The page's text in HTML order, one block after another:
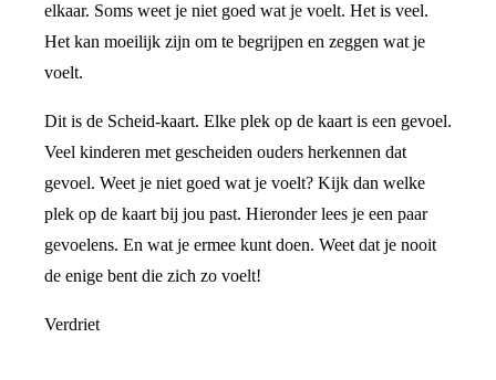
elkaar. Soms weet je niet goed wat je voelt. Het is veel.
Het kan moeilijk zijn om te begrijpen en zeggen wat je
voelt.
Dit is de Scheid-kaart. Elke plek op de kaart is een gevoel.
Veel kinderen met gescheiden ouders herkennen dat
gevoel. Weet je niet goed wat je voelt? Kijk dan welke
plek op de kaart bij jou past. Hieronder lees je een paar
gevoelens. En wat je ermee kunt doen. Weet dat je nooit
de enige bent die zich zo voelt!
Verdriet